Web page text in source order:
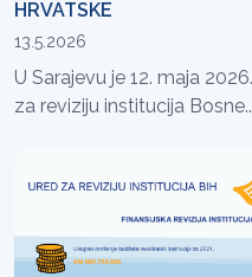
HRVATSKE
13.5.2026
U Sarajevu je 12. maja
za reviziju institucija